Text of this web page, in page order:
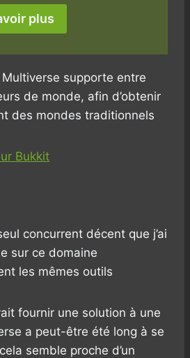
plus
supporte entre
de monde, afin d’obtenir
des mondes traditionnels
Bukkit
concurrent décent que j’ai
sur ce domaine
les mêmes outils
fournir une solution à une
a peut-être été long à se
semble proche d’un